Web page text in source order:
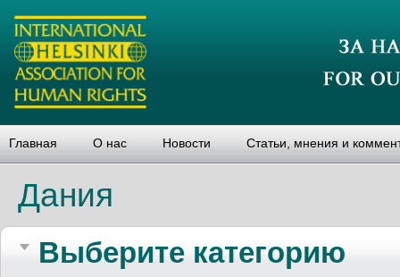
Главная О нас Новости Статьи, мнения и
Дания
Выберите категорию